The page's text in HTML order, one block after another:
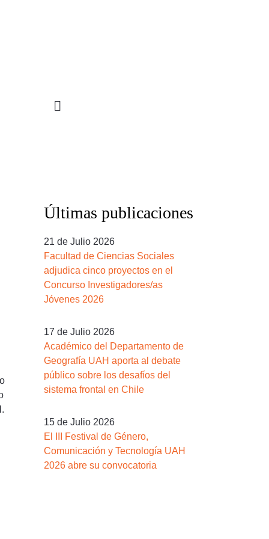
Últimas publicaciones
21 de Julio 2026
Facultad de Ciencias Sociales
adjudica cinco proyectos en el
Concurso Investigadores/as
Jóvenes 2026
17 de Julio 2026
Académico del Departamento de
Geografía UAH aporta al debate
público sobre los desafíos del
sistema frontal en Chile
15 de Julio 2026
El III Festival de Género,
Comunicación y Tecnología UAH
2026 abre su convocatoria